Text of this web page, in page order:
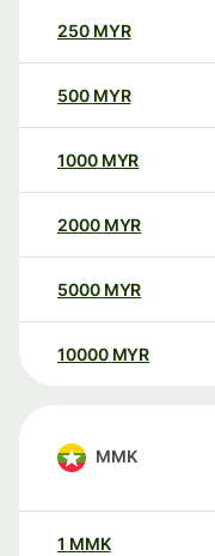
250 MYR
500 MYR
1000 MYR
2000 MYR
5000 MYR
10000 MYR
MMK
1 MMK